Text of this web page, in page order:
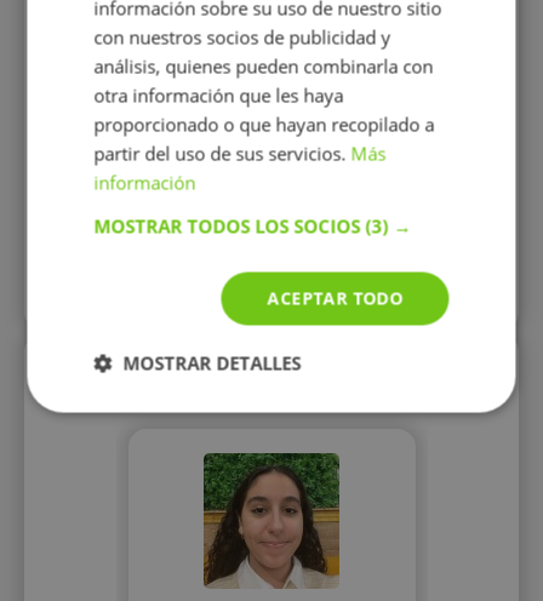
12 €/h
Más perfiles similares
Perfiles vistos
información sobre su uso de nuestro sitio
con nuestros socios de publicidad y
análisis, quienes pueden combinarla con
otra información que les haya
proporcionado o que hayan recopilado a
partir del uso de sus servicios. Más
información
MOSTRAR TODOS LOS SOCIOS(3) →
ACEPTAR TODO
MOSTRAR DETALLES